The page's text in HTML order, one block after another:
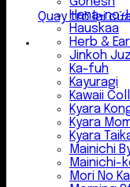
Quay trở lại
Hana-no-
Hauskaa
Herb &
Jinkoh
Ka-fuh
Kayuragi
Kawaii
Kyara
Kyara
Kyara
Mainichi
Mainichi-
Mori No